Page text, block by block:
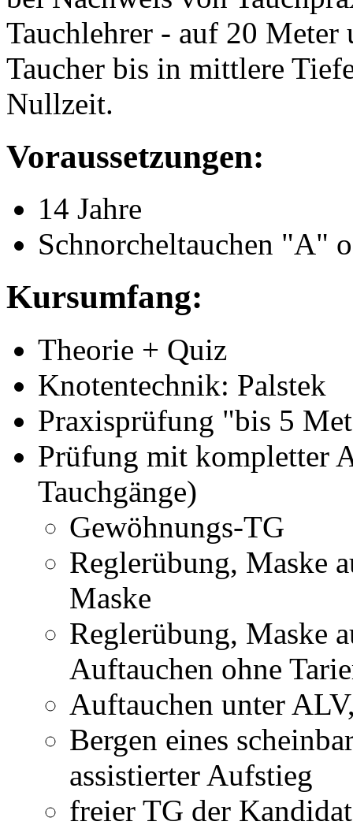
Tauchlehrer - auf 20
Taucher bis in mittlere
Nullzeit.
Voraussetzungen:
14 Jahre
Schnorcheltauchen "A"
Kursumfang:
Theorie + Quiz
Knotentechnik: Palstek
Praxisprüfung "bis 5
Prüfung mit kompletter
Tauchgänge)
Gewöhnungs-TG
Reglerübung, Maske
Maske
Reglerübung, Maske
Auftauchen ohne
Auftauchen unter
Bergen eines
assistierter Aufstieg
freier TG der